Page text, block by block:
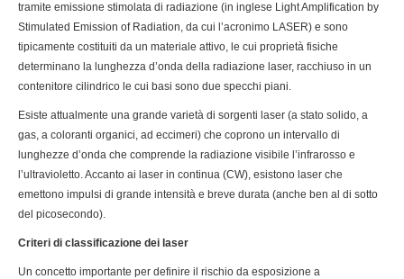
tramite emissione stimolata di radiazione (in inglese Light Amplification by
Stimulated Emission of Radiation, da cui l’acronimo LASER) e sono
tipicamente costituiti da un materiale attivo, le cui proprietà fisiche
determinano la lunghezza d’onda della radiazione laser, racchiuso in un
contenitore cilindrico le cui basi sono due specchi piani.
Esiste attualmente una grande varietà di sorgenti laser (a stato solido, a
gas, a coloranti organici, ad eccimeri) che coprono un intervallo di
lunghezze d’onda che comprende la radiazione visibile l’infrarosso e
l’ultravioletto. Accanto ai laser in continua (CW), esistono laser che
emettono impulsi di grande intensità e breve durata (anche ben al di sotto
del picosecondo).
Criteri di classificazione dei laser
Un concetto importante per definire il rischio da esposizione a